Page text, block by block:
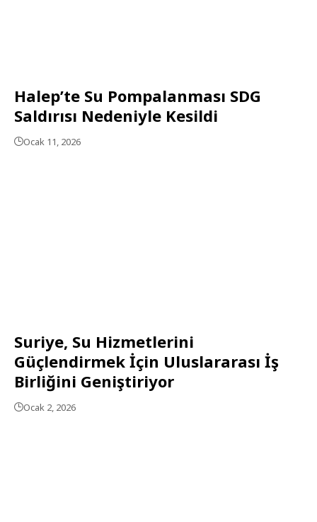
Halep’te Su Pompalanması SDG
Saldırısı Nedeniyle Kesildi
Ocak 11, 2026
Suriye, Su Hizmetlerini
Güçlendirmek İçin Uluslararası İş
Birliğini Geniştiriyor
Ocak 2, 2026